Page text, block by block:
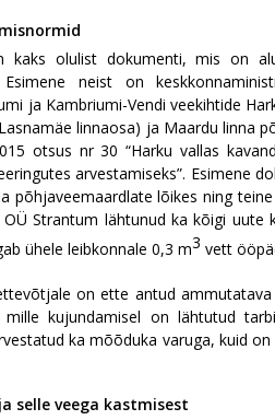
kaks olulist dokumenti, mis on
Esimene neist on
ja Kambriumi-Vendi veekihtide
linnaosa) ja Maardu linna
otsus nr 30 “Harku vallas
arvestamiseks”. Esimene
põhjaveemaardlate lõikes ning
Strantum lähtunud ka kõigi uute
ühele leibkonnale 0,3 m3 vett
on ette antud
kujundamisel on lähtutud
ka mõõduka varuga, kuid
selle veega kastmisest